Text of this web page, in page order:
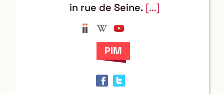
il
documento
AnobiiWikipedia
in rue de Seine. [...]